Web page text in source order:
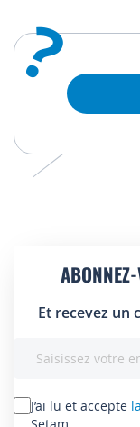
?
Et recevez un
lettre
d’information
J’ai lu et accepte